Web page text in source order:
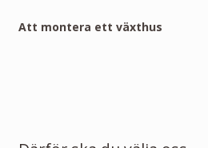
Att montera ett växthus